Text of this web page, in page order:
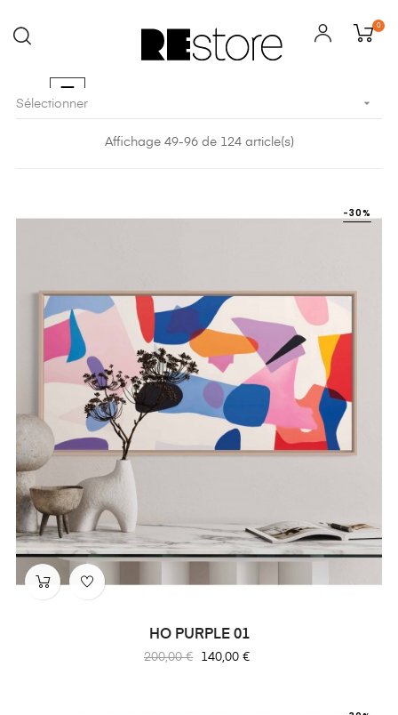
la
0
Sélectionner 
Affichage 49-96 de 124 article(s)
HO PURPLE 01
Prix
200,00 €
-30%
Prix
140,00 €